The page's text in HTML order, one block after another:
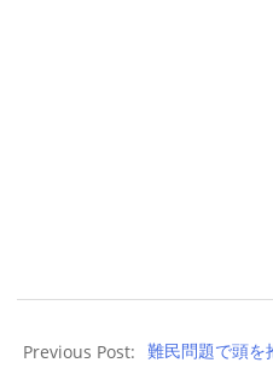
05-
Previous Post: 難民問題で頭を